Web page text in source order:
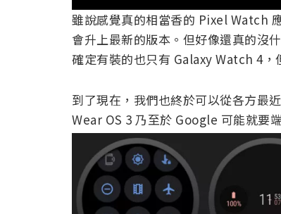
雖說感覺真的相當香的 Pixel Watch
會升上最新的版本。但好像還真的沒
確定有裝的也只有 Galaxy Watch 4
到了現在，我們也終於可以從各方最
Wear OS 3 乃至於 Google 可能就要